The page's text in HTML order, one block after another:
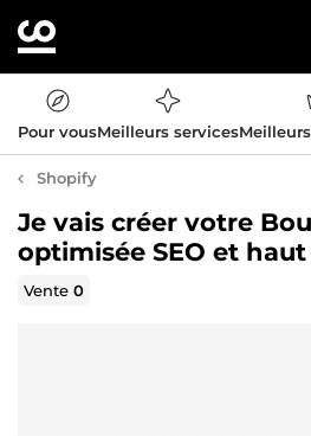
Pour vousMeilleurs services
Shopify
Je vais créer votre
optimisée SEO et
Vente0